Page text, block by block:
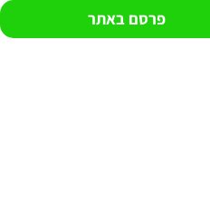
פרסם באתר